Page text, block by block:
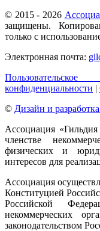
© 2015 - 2026
защищены.
только с
Электронная почта:
Пользовательское
конфиденциальности |
© Дизайн и
Ассоциация «Гильдия
членстве
физических и
интересов для
Ассоциация
Конституцией
Российской
некоммерческих
законодательством